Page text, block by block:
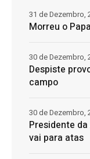
Morreu o
31 de Dezembro,
Despiste
campo
30 de Dezembro,
Presidente
vai para atas
30 de Dezembro,